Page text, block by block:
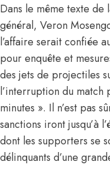
Dans le même texte de
général, Veron
l’affaire serait confiée
pour enquête et
des jets de projectiles
l’interruption du match
minutes ». Il n’est pas
sanctions iront jusqu’à
dont les supporters se
délinquants d’une